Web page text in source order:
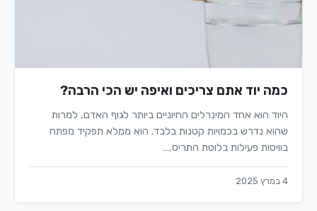
כמה יוד אתם צריכים ואיפה יש הכי הרבה?
היוד הוא אחד המינרלים החיוניים ביותר לגוף האדם, למרות
שהוא נדרש בכמויות קטנות בלבד. הוא ממלא תפקיד מפתח
בוויסות פעילות בלוטת התריס,…
4 במרץ 2025